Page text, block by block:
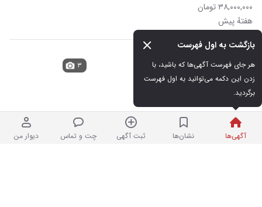
آگهی‌ها
بازگشت به اول فهرست
برگردید.
نشان‌ها ثبت آگهی چت و تماس دیوار من
۳۸,۰۰۰,۰۰۰ تومان
هفتهٔ پیش
گردنبند سنگ عقیق
در حد نو
۵۰,۰۰۰,۰۰۰ تومان
هفتهٔ پیش
۳